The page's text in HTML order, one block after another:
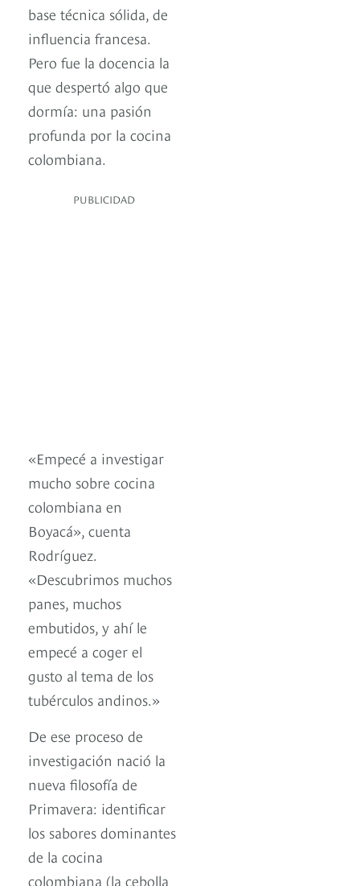
base técnica sólida, de
influencia francesa.
Pero fue la docencia la
que despertó algo que
dormía: una pasión
profunda por la cocina
colombiana.
PUBLICIDAD
«Empecé a investigar
mucho sobre cocina
colombiana en
Boyacá», cuenta
Rodríguez.
«Descubrimos muchos
panes, muchos
embutidos, y ahí le
empecé a coger el
gusto al tema de los
tubérculos andinos.»
De ese proceso de
investigación nació la
nueva filosofía de
Primavera: identificar
los sabores dominantes
de la cocina
colombiana (la cebolla